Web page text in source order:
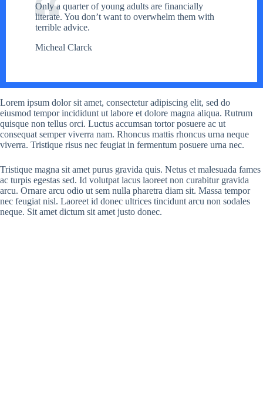
Only a quarter of young adults are financially
literate. You don’t want to overwhelm them with
terrible advice.
Micheal Clarck
Lorem ipsum dolor sit amet, consectetur adipiscing elit, sed do
eiusmod tempor incididunt ut labore et dolore magna aliqua. Rutrum
quisque non tellus orci. Luctus accumsan tortor posuere ac ut
consequat semper viverra nam. Rhoncus mattis rhoncus urna neque
viverra. Tristique risus nec feugiat in fermentum posuere urna nec.
Tristique magna sit amet purus gravida quis. Netus et malesuada fames
ac turpis egestas sed. Id volutpat lacus laoreet non curabitur gravida
arcu. Ornare arcu odio ut sem nulla pharetra diam sit. Massa tempor
nec feugiat nisl. Laoreet id donec ultrices tincidunt arcu non sodales
neque. Sit amet dictum sit amet justo donec.